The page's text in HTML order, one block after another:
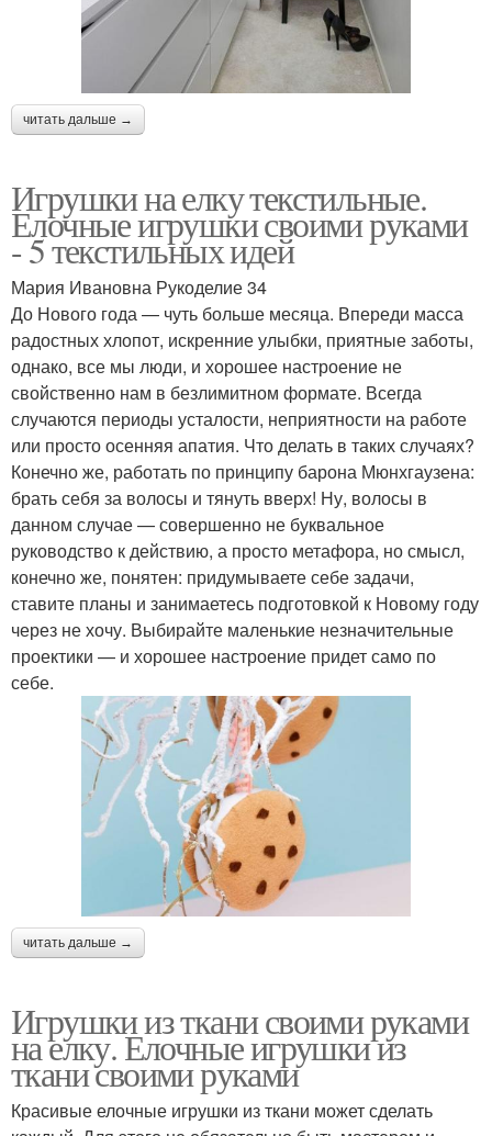
читать дальше →
Игрушки на елку текстильные.
Елочные игрушки своими руками
- 5 текстильных идей
Мария Ивановна Рукоделие 34
До Нового года — чуть больше месяца. Впереди масса
радостных хлопот, искренние улыбки, приятные заботы,
однако, все мы люди, и хорошее настроение не
свойственно нам в безлимитном формате. Всегда
случаются периоды усталости, неприятности на работе
или просто осенняя апатия. Что делать в таких случаях?
Конечно же, работать по принципу барона Мюнхгаузена:
брать себя за волосы и тянуть вверх! Ну, волосы в
данном случае — совершенно не буквальное
руководство к действию, а просто метафора, но смысл,
конечно же, понятен: придумываете себе задачи,
ставите планы и занимаетесь подготовкой к Новому году
через не хочу. Выбирайте маленькие незначительные
проектики — и хорошее настроение придет само по
себе.
читать дальше →
Игрушки из ткани своими руками
на елку. Елочные игрушки из
ткани своими руками
Красивые елочные игрушки из ткани может сделать